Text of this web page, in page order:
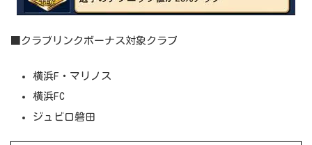
■クラブリンクボーナス対象クラブ
横浜F・マリノス
横浜FC
ジュビロ磐田